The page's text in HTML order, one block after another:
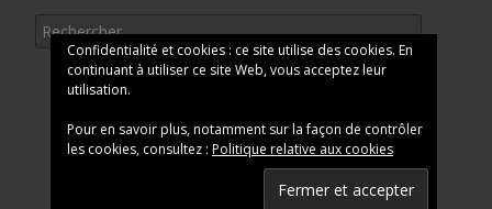
Confidentialité et cookies : ce site utilise des cookies. En
continuant à utiliser ce site Web, vous acceptez leur
utilisation.
Pour en savoir plus, notamment sur la façon de contrôler
les cookies, consultez : Politique relative aux cookies